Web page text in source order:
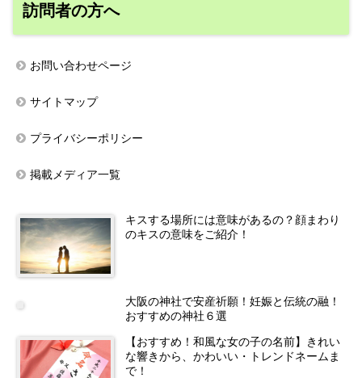
訪問者の方へ
お問い合わせページ
サイトマップ
プライバシーポリシー
掲載メディア一覧
キスする場所には意味があるの？顔まわり
のキスの意味をご紹介！
大阪の神社で安産祈願！妊娠と伝統の融！
おすすめの神社６選
【おすすめ！和風な女の子の名前】きれい
な響きから、かわいい・トレンドネームま
で！